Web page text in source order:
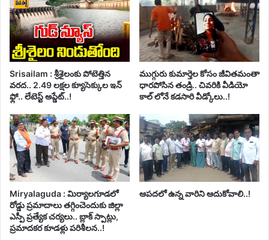
Srisailam : శ్రీశైలంకు పోటెత్తిన
వరద.. 2.49 లక్షల క్యూసెక్కుల ఇన్
ఫ్లో.. లేటెస్ట్ అప్డేట్..!
ముగ్గురు కుమార్తెల కోసం జీవితమంతా
ధారపోసిన తండ్రి.. చివరికి వీడియో
కాల్ లోనే కడసారి వీడ్కోలు..!
Miryalaguda : మిర్యాలగూడలో
రోడ్డు ప్రమాదాలు తగ్గించెందుకు జిల్లా
ఎస్పీ ప్రత్యేక చర్యలు.. బ్లాక్ స్పాట్లు,
ప్రమాదకర కూడళ్లు పరిశీలన..!
ఆపదలో ఉన్న వారిని ఆదుకోవాలి..!